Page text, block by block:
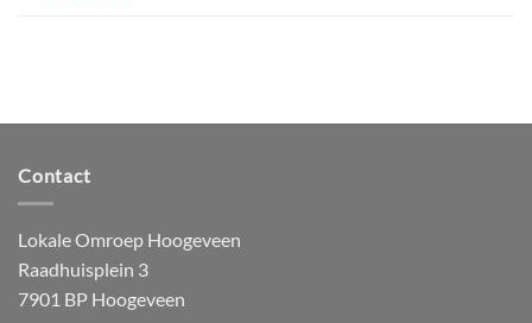
Contact
Lokale Omroep Hoogeveen
Raadhuisplein 3
7901 BP Hoogeveen